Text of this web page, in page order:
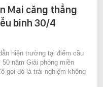
Mai căng thẳng
binh 30/4
hiện trường tại điểm cầu
năm Giải phóng miền
gọi đó là trải nghiệm không